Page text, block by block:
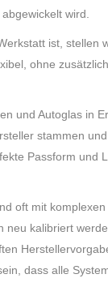
wird.
ist, stellen
ohne
und Autoglas in
stammen
Passform und
oft mit komplexen
neu kalibriert
dass alle